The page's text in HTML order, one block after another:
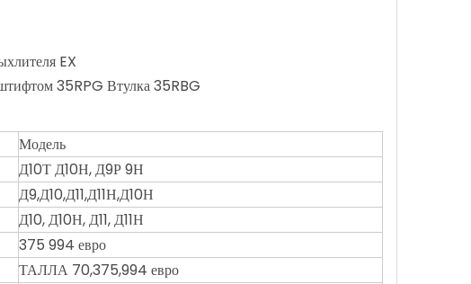
EX
35RPG Втулка 35RBG
Модель
Д10Т Д10Н, Д9Р 9Н
Д9,Д10,Д11,Д11Н,Д10Н
Д10, Д10Н, Д11, Д11Н
375 994 евро
ТАЛЛА 70,375,994 евро